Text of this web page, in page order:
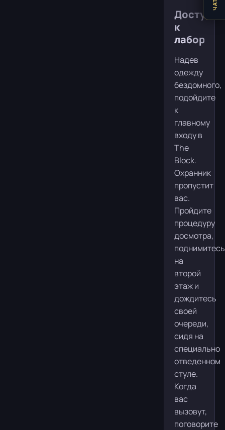
Доступ
к
Надев
одежду
бездомного,
подойдите
к
главному
входу в
The
Block.
Охранник
пропустит
вас.
Пройдите
процедуру
досмотра,
поднимитесь
на
второй
этаж и
дождитесь
своей
очереди,
сидя на
специально
отведенном
стуле.
Когда
вас
вызовут,
поговорите
ЧАТ